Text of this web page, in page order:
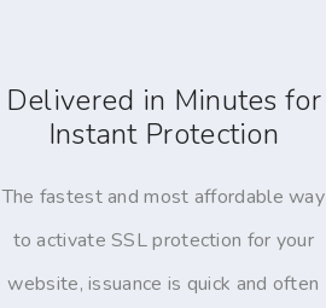
Delivered in Minutes for
Instant Protection
The fastest and most affordable way
to activate SSL protection for your
website, issuance is quick and often